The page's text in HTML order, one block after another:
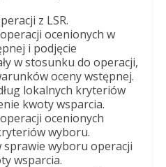
z LSR.
ocenionych w
i podjęcie
w stosunku do operacji,
oceny wstępnej.
lokalnych kryteriów
kwoty wsparcia.
ocenionych
wyboru.
sprawie wyboru operacji
wsparcia.